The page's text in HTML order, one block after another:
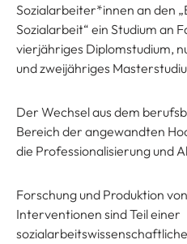
Sozialarbeiter*innen an den
Sozialarbeit“ ein Studium an
vierjähriges Diplomstudium,
und zweijähriges
Der Wechsel aus dem
Bereich der angewandten
die Professionalisierung und
Forschung und Produktion
Interventionen sind Teil einer